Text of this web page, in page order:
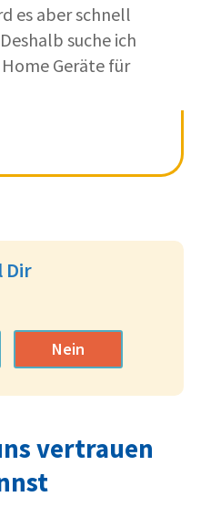
es aber schnell
suche ich
Geräte für
Dir
Nein
vertrauen